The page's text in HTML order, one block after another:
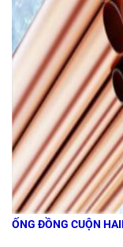
ỐNG ĐỒNG CUỘN